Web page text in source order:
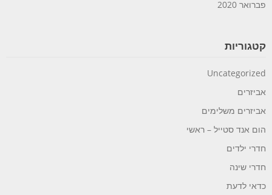
פברואר 2020
קטגוריות
Uncategorized
אביזרים
אביזרים משלימים
הום אנד סטייל – ראשי
חדרי ילדים
חדרי שינה
כדאי לדעת